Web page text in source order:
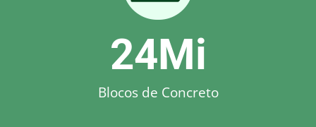
Blocos de Concreto
24Mi